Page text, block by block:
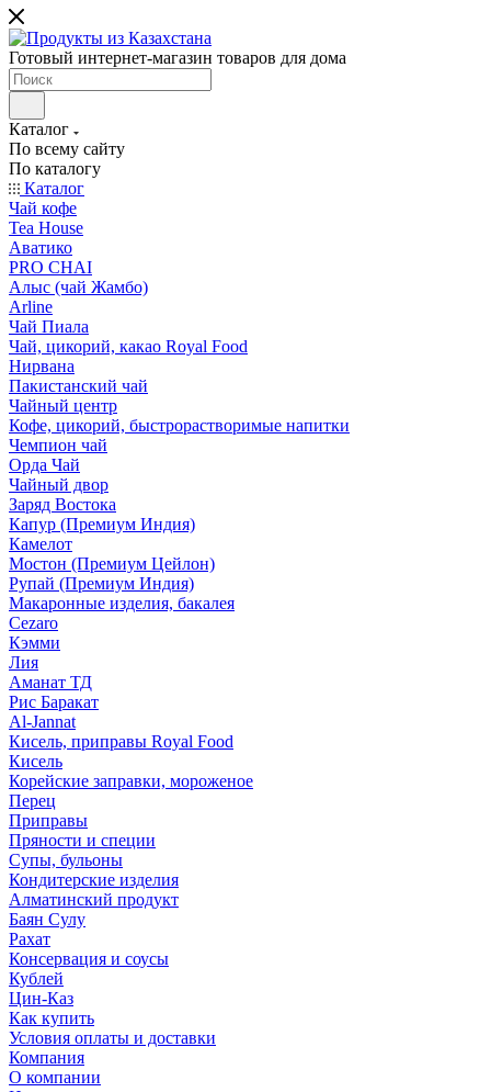
Готовый интернет-магазин товаров для дома
Каталог
По всему сайту
По каталогу
Каталог
Чай кофе
Tea House
Аватико
PRO CHAI
Алыс (чай Жамбо)
Arline
Чай Пиала
Чай, цикорий, какао Royal Food
Нирвана
Пакистанский чай
Чайный центр
Кофе, цикорий, быстрорастворимые напитки
Чемпион чай
Орда Чай
Чайный двор
Заряд Востока
Капур (Премиум Индия)
Камелот
Мостон (Премиум Цейлон)
Рупай (Премиум Индия)
Макаронные изделия, бакалея
Cezaro
Кэмми
Лия
Аманат ТД
Рис Баракат
Al-Jannat
Кисель, приправы Royal Food
Кисель
Корейские заправки, мороженое
Перец
Приправы
Пряности и специи
Супы, бульоны
Кондитерские изделия
Алматинский продукт
Баян Сулу
Рахат
Консервация и соусы
Кублей
Цин-Каз
Как купить
Условия оплаты и доставки
Компания
О компании